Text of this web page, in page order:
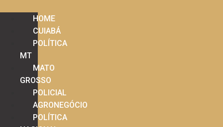
HOME
CUIABÁ
POLÍTICA
MT
MATO
GROSSO
POLICIAL
AGRONEGÓCIO
POLÍTICA